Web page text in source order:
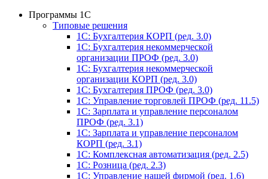
Программы 1С
Типовые решения
1C: Бухгалтерия КОРП (ред. 3.0)
1С: Бухгалтерия некоммерческой
организации ПРОФ (ред. 3.0)
1С: Бухгалтерия некоммерческой
организации КОРП (ред. 3.0)
1C: Бухгалтерия ПРОФ (ред. 3.0)
1C: Управление торговлей ПРОФ (ред. 11.5)
1C: Зарплата и управление персоналом
ПРОФ (ред. 3.1)
1C: Зарплата и управление персоналом
КОРП (ред. 3.1)
1C: Комплексная автоматизация (ред. 2.5)
1С: Розница (ред. 2.3)
1С: Управление нашей фирмой (ред. 1.6)